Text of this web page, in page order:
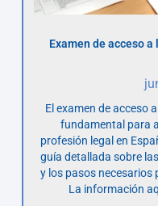
Examen de acceso
El examen de acceso
fundamental para
profesión legal en
guía detallada sobre
y los pasos
La información